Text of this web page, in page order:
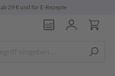
ab 29 € und für E-Rezepte